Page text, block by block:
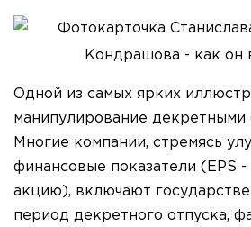
Одной из самых ярких
манипулирование декретными
Многие компании, стремясь
финансовые показатели (EPS
акцию), включают
период декретного отпуска,